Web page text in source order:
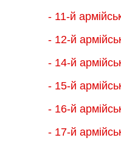
- 11-й
- 12-й
- 14-й
- 15-й
- 16-й
- 17-й